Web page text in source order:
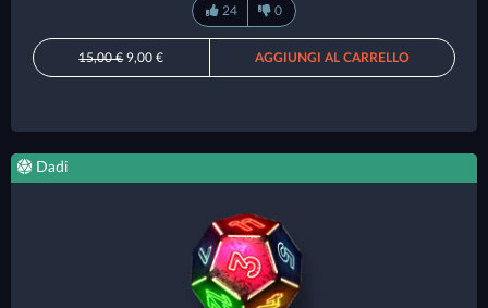
24 0
15,00 €9,00 € AGGIUNGI AL CARRELLO
Dadi